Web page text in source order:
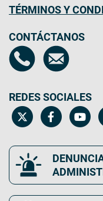
TÉRMINOS Y
CONTÁCTANOS
REDES SOCIALES